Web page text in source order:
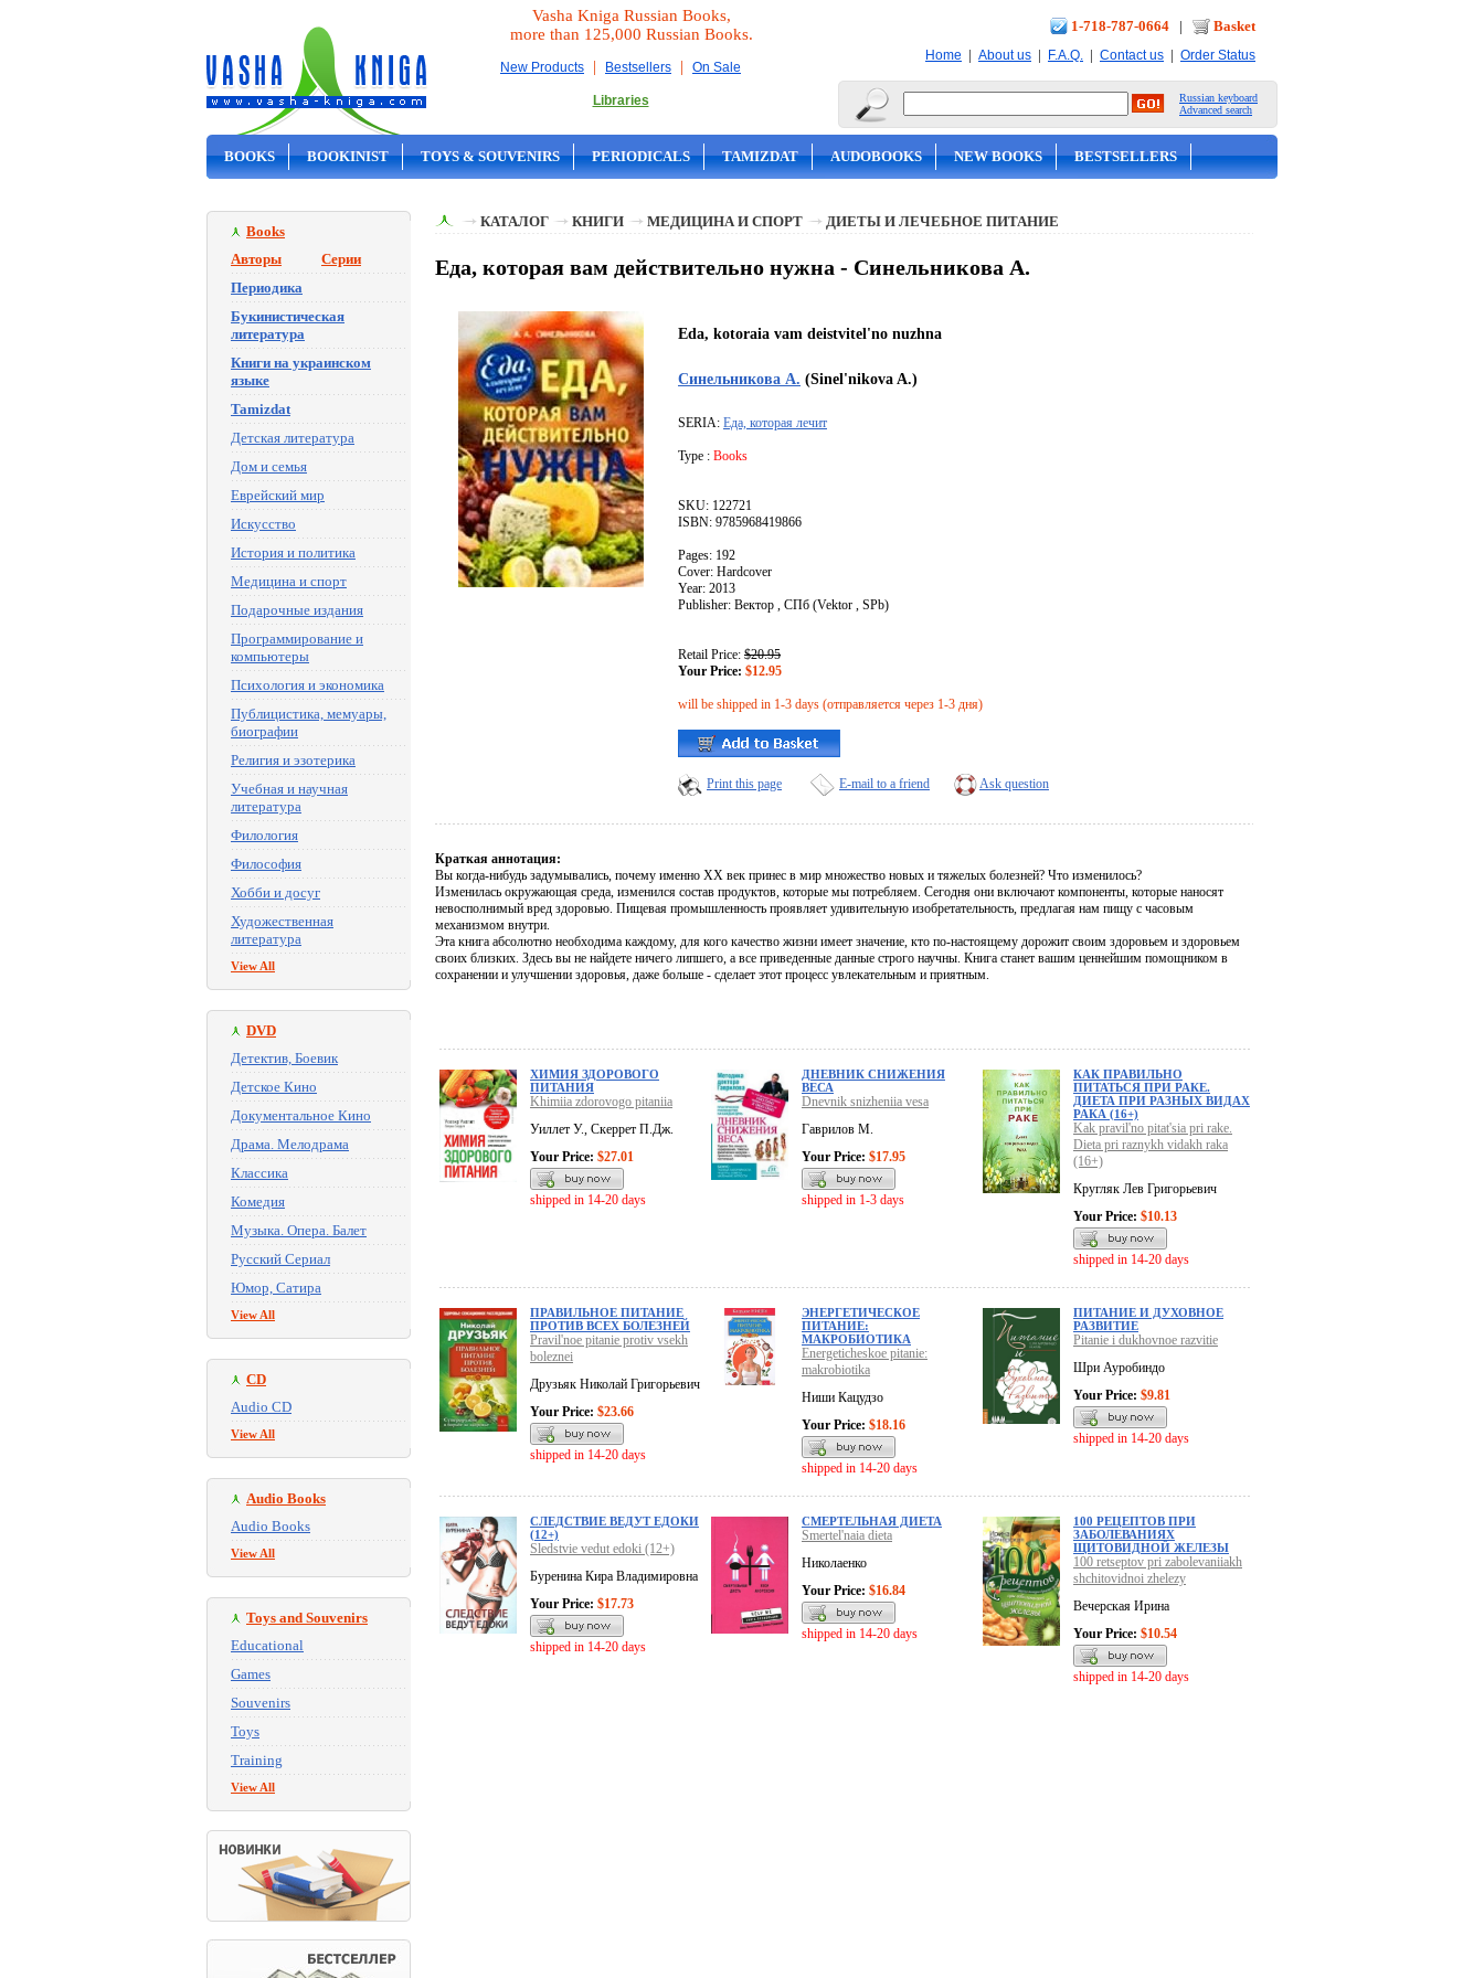
Vasha Kniga Russian Books,
more than 125,000 Russian Books.
New Products | Bestsellers | On Sale
Libraries
1-718-787-0664 | Basket
Home | About us | F.A.Q. | Contact us | Order Status
Russian keyboard
Advanced search
BOOKS BOOKINIST TOYS & SOUVENIRS PERIODICALS TAMIZDAT AUDOBOOKS NEW BOOKS BESTSELLERS
Books
Авторы
Серии
Периодика
Букинистическая
литература
Книги на украинском
языке
Tamizdat
Детская литература
Дом и семья
Еврейский мир
Искусство
История и политика
Медицина и спорт
Подарочные издания
Программирование и
компьютеры
Психология и экономика
Публицистика, мемуары,
биографии
Религия и эзотерика
Учебная и научная
литература
Филология
Философия
Хобби и досуг
Художественная
литература
View All
DVD
Детектив, Боевик
Детское Кино
Документальное Кино
Драма. Мелодрама
Классика
Комедия
Музыка. Опера. Балет
Русский Сериал
Юмор, Сатира
View All
CD
Audio CD
View All
Audio Books
Audio Books
View All
Toys and Souvenirs
Educational
Games
Souvenirs
Toys
Training
View All
КАТАЛОГ КНИГИ МЕДИЦИНА И СПОРТ ДИЕТЫ И ЛЕЧЕБНОЕ ПИТАНИЕ
Еда, которая вам действительно нужна - Синельникова А.
Eda, kotoraia vam deistvitel'no nuzhna
Синельникова А. (Sinel'nikova A.)
SERIA: Еда, которая лечит
Type : Books
SKU: 122721
ISBN: 9785968419866
Pages: 192
Cover: Hardcover
Year: 2013
Publisher: Вектор , СПб (Vektor , SPb)
Retail Price: $20.95
Your Price: $12.95
will be shipped in 1-3 days (отправляется через 1-3 дня)
Print this page E-mail to a friend Ask question
Краткая аннотация:
Вы когда-нибудь задумывались, почему именно XX век принес в мир множество новых и тяжелых болезней? Что изменилось?
Изменилась окружающая среда, изменился состав продуктов, которые мы потребляем. Сегодня они включают компоненты, которые наносят
невосполнимый вред здоровью. Пищевая промышленность проявляет удивительную изобретательность, предлагая нам пищу с часовым
механизмом внутри.
Эта книга абсолютно необходима каждому, для кого качество жизни имеет значение, кто по-настоящему дорожит своим здоровьем и здоровьем
своих близких. Здесь вы не найдете ничего липшего, а все приведенные данные строго научны. Книга станет вашим ценнейшим помощником в
сохранении и улучшении здоровья, даже больше - сделает этот процесс увлекательным и приятным.
ХИМИЯ ЗДОРОВОГО
ПИТАНИЯ
Khimiia zdorovogo pitaniia
Уиллет У., Скеррет П.Дж.
Your Price: $27.01
shipped in 14-20 days
ДНЕВНИК СНИЖЕНИЯ
ВЕСА
Dnevnik snizheniia vesa
Гаврилов М.
Your Price: $17.95
shipped in 1-3 days
КАК ПРАВИЛЬНО
ПИТАТЬСЯ ПРИ РАКЕ.
ДИЕТА ПРИ РАЗНЫХ ВИДАХ
РАКА (16+)
Kak pravil'no pitat'sia pri rake.
Dieta pri raznykh vidakh raka
(16+)
Кругляк Лев Григорьевич
Your Price: $10.13
shipped in 14-20 days
ПРАВИЛЬНОЕ ПИТАНИЕ
ПРОТИВ ВСЕХ БОЛЕЗНЕЙ
Pravil'noe pitanie protiv vsekh
boleznei
Друзьяк Николай Григорьевич
Your Price: $23.66
shipped in 14-20 days
ЭНЕРГЕТИЧЕСКОЕ
ПИТАНИЕ:
МАКРОБИОТИКА
Energeticheskoe pitanie:
makrobiotika
Ниши Кацудзо
Your Price: $18.16
shipped in 14-20 days
ПИТАНИЕ И ДУХОВНОЕ
РАЗВИТИЕ
Pitanie i dukhovnoe razvitie
Шри Ауробиндо
Your Price: $9.81
shipped in 14-20 days
СЛЕДСТВИЕ ВЕДУТ ЕДОКИ
(12+)
Sledstvie vedut edoki (12+)
Буренина Кира Владимировна
Your Price: $17.73
shipped in 14-20 days
СМЕРТЕЛЬНАЯ ДИЕТА
Smertel'naia dieta
Николаенко
Your Price: $16.84
shipped in 14-20 days
100 РЕЦЕПТОВ ПРИ
ЗАБОЛЕВАНИЯХ
ЩИТОВИДНОЙ ЖЕЛЕЗЫ
100 retseptov pri zabolevaniiakh
shchitovidnoi zhelezy
Вечерская Ирина
Your Price: $10.54
shipped in 14-20 days